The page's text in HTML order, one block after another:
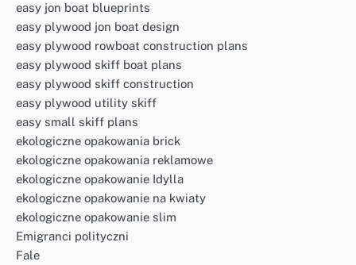
easy jon boat blueprints
easy plywood jon boat design
easy plywood rowboat construction plans
easy plywood skiff boat plans
easy plywood skiff construction
easy plywood utility skiff
easy small skiff plans
ekologiczne opakowania brick
ekologiczne opakowania reklamowe
ekologiczne opakowanie Idylla
ekologiczne opakowanie na kwiaty
ekologiczne opakowanie slim
Emigranci polityczni
Fale